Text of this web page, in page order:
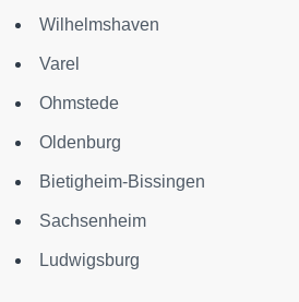
Wilhelmshaven
Varel
Ohmstede
Oldenburg
Bietigheim-Bissingen
Sachsenheim
Ludwigsburg